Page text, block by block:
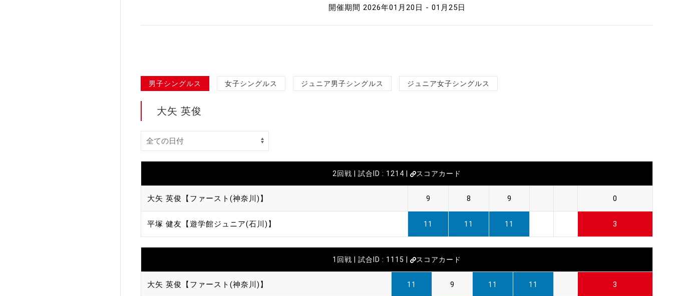
販売品一覧
開催期間 2026年01月20日 - 01月25日
男子シングルス 女子シングルス ジュニア男子シングルス ジュニア女子シングルス
大矢 英俊
2回戦 | 試合ID : 1214 | スコアカード
大矢 英俊【ファースト(神奈川)】 9 8 9 0
平塚 健友【遊学館ジュニア(石川)】 11 11 11 3
1回戦 | 試合ID : 1115 | スコアカード
大矢 英俊【ファースト(神奈川)】 11 9 11 11 3